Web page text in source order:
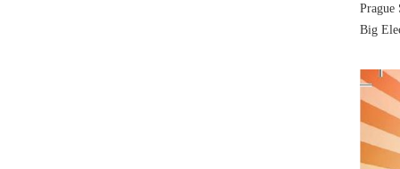
Prague
Big